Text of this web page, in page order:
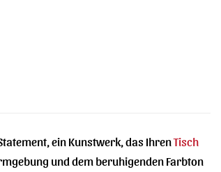
ein Kunstwerk, das IhrenTisch
und dem beruhigenden Farbton